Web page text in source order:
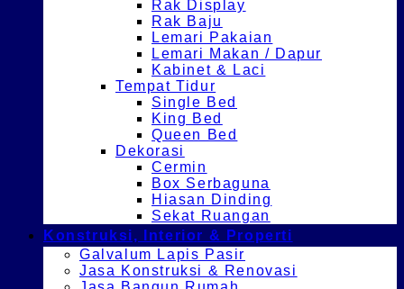
Rak Display
Rak Baju
Lemari Pakaian
Lemari Makan / Dapur
Kabinet & Laci
Tempat Tidur
Single Bed
King Bed
Queen Bed
Dekorasi
Cermin
Box Serbaguna
Hiasan Dinding
Sekat Ruangan
Konstruksi, Interior & Properti
Galvalum Lapis Pasir
Jasa Konstruksi & Renovasi